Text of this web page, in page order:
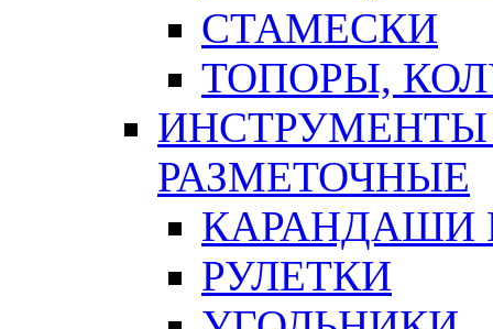
СТАМЕСКИ
ТОПОРЫ,
ИНСТРУМЕНТЫ
РАЗМЕТОЧНЫЕ
КАРАНДАШИ
РУЛЕТКИ